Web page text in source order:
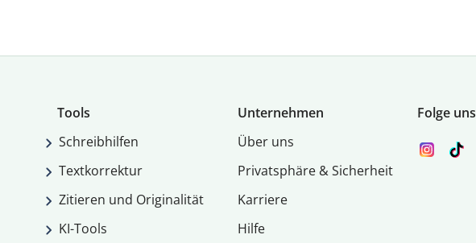
Tools
Schreibhilfen
Textkorrektur
Zitieren und Originalität
KI-Tools
Unternehmen
Über uns
Privatsphäre & Sicherheit
Karriere
Hilfe
Folge uns